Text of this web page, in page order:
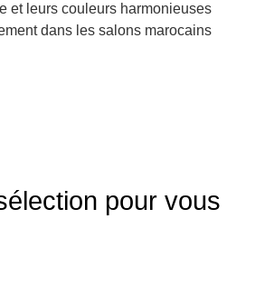
et leurs couleurs harmonieuses
dans les salons marocains
pour vous